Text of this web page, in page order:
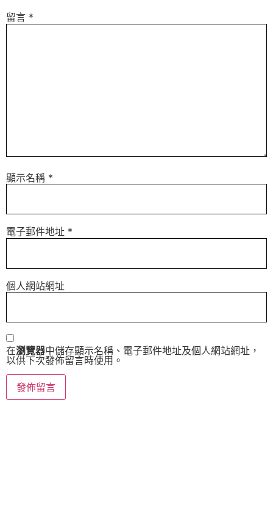
留言 *
顯示名稱 *
電子郵件地址 *
個人網站網址
在瀏覽器中儲存顯示名稱、電子郵件地址及個人網站網址，
以供下次發佈留言時使用。